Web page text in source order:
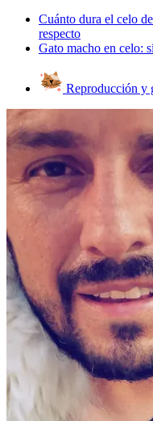
Cuánto dura el celo
respecto
Gato macho en celo:
Reproducción y